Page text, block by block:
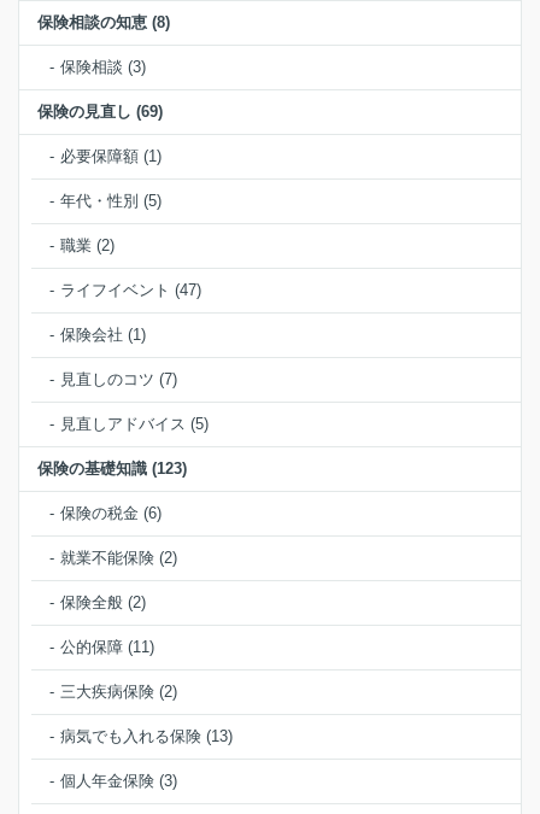
保険相談の知恵 (8)
保険相談 (3)
保険の見直し (69)
必要保障額 (1)
年代・性別 (5)
職業 (2)
ライフイベント (47)
保険会社 (1)
見直しのコツ (7)
見直しアドバイス (5)
保険の基礎知識 (123)
保険の税金 (6)
就業不能保険 (2)
保険全般 (2)
公的保障 (11)
三大疾病保険 (2)
病気でも入れる保険 (13)
個人年金保険 (3)